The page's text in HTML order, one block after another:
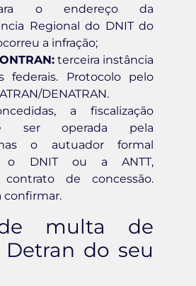
o endereço da
Regional do DNIT do
a infração;
terceira instância
federais. Protocolo pelo
DENATRAN.
a fiscalização
ser operada pela
o autuador formal
o DNIT ou a ANTT,
de concessão.
confirmar.
de multa de
do seu